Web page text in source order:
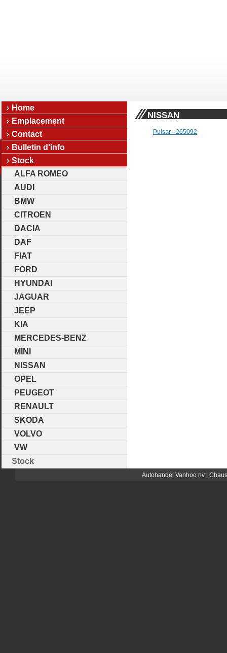
Home
Emplacement
Contact
Bulletin d'info
Stock
ALFA ROMEO
AUDI
BMW
CITROEN
DACIA
DAF
FIAT
FORD
HYUNDAI
JAGUAR
JEEP
KIA
MERCEDES-BENZ
MINI
NISSAN
OPEL
PEUGEOT
RENAULT
SKODA
VOLVO
VW
Stock
NISSAN
Pulsar - 265092
Autohandel Vanhoo nv |